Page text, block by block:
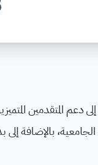
إلى دعم المتقدمين